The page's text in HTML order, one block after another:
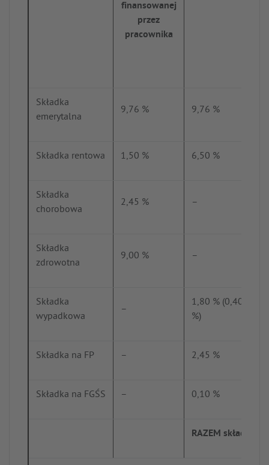
finansowanej
przez
pracownika
Składka
emerytalna
9,76 % 9,76 %
Składka rentowa 1,50 % 6,50 %
Składka
chorobowa
2,45 % –
Składka
zdrowotna
9,00 % –
Składka
wypadkowa
–
1,80 % (0,40 % –
%)
Składka na FP – 2,45 %
Składka na FGŚS – 0,10 %
RAZEM składki